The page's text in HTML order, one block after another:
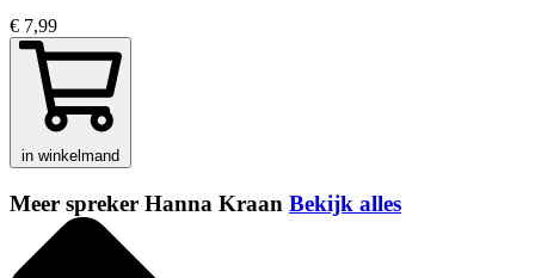
€ 7,99
in winkelmand
Meer spreker Hanna Kraan Bekijk alles